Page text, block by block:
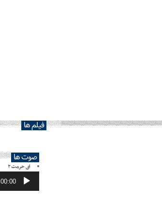
فیلم ها
صوت ها
ای حرمت ۲
پخش‌کننده
صوت 00:00